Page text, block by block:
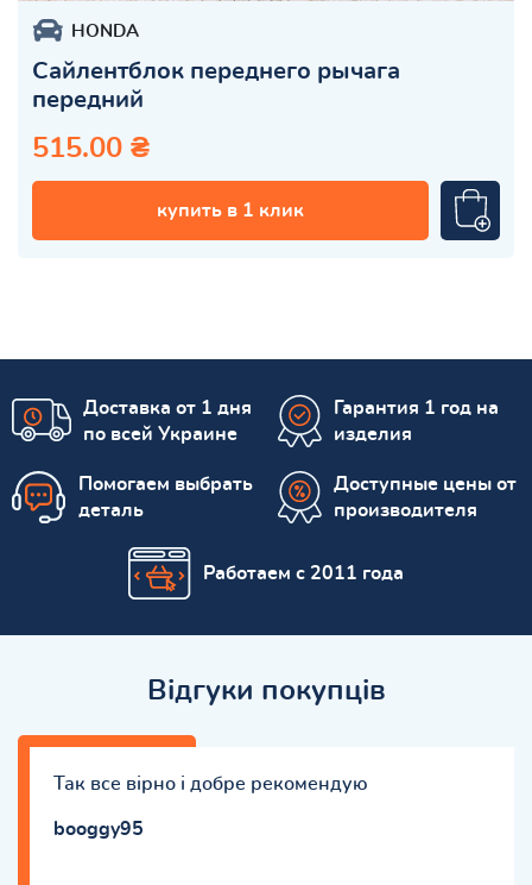
HONDA
Сайлентблок переднего рычага
передний
515.00 ₴
купить в 1 клик
Доставка от 1 дня
по всей Украине
Гарантия 1 год на
изделия
Помогаем выбрать
деталь
Доступные цены от
производителя
Работаем с 2011 года
Відгуки покупців
Так все вірно і добре рекомендую
booggy95